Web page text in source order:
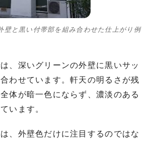
と黒い付帯部を組み合わせた仕上がり例
、深いグリーンの外壁に黒いサッ
わせています。軒天の明るさが残
体が暗一色にならず、濃淡のある
います。
、外壁色だけに注目するのではな